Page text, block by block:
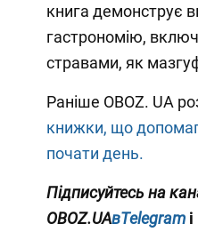
книга демонструє
гастрономію,
стравами, як
Раніше OBOZ. UA
книжки, що
почати день.
Підписуйтесь на
OBOZ.UAвTelegramі